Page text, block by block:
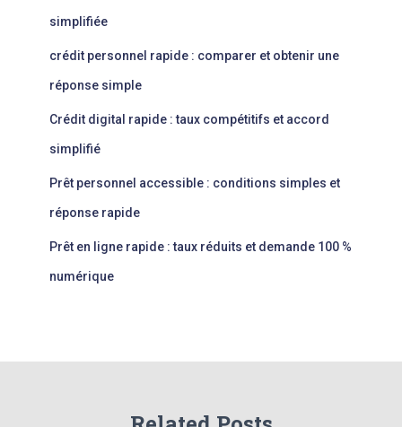
simplifiée
crédit personnel rapide : comparer et obtenir une
réponse simple
Crédit digital rapide : taux compétitifs et accord
simplifié
Prêt personnel accessible : conditions simples et
réponse rapide
Prêt en ligne rapide : taux réduits et demande 100 %
numérique